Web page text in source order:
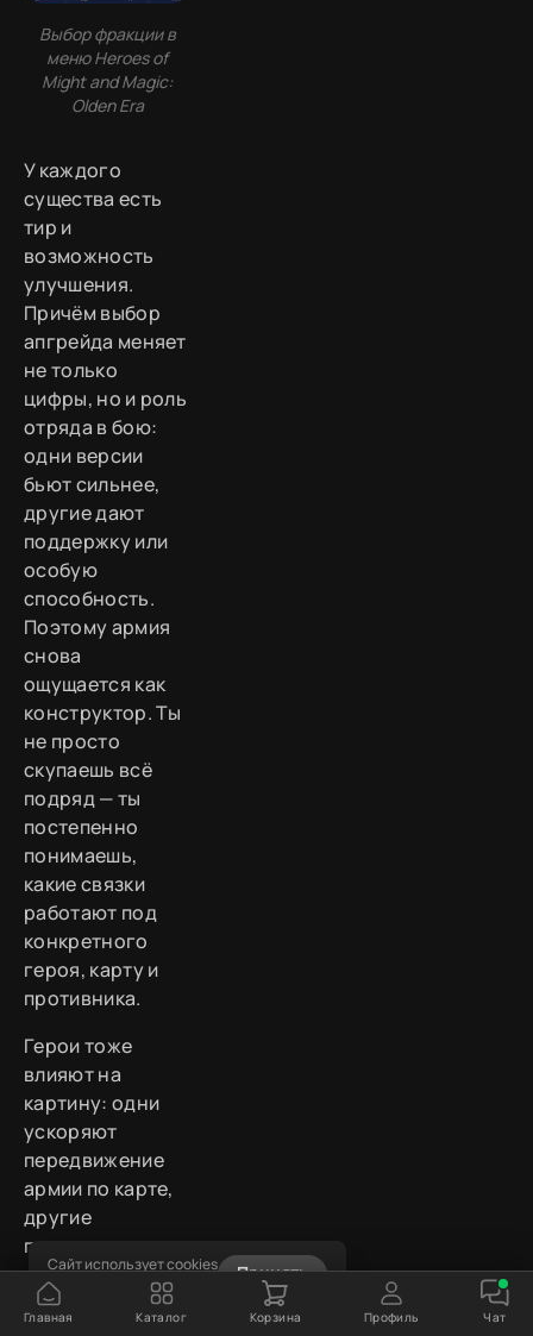
Выбор фракции в
меню Heroes of
Might and Magic:
Olden Era
У каждого
существа есть
тир и
возможность
улучшения.
Причём выбор
апгрейда меняет
не только
цифры, но и роль
отряда в бою:
одни версии
бьют сильнее,
другие дают
поддержку или
особую
способность.
Поэтому армия
снова
ощущается как
конструктор. Ты
не просто
скупаешь всё
подряд — ты
постепенно
понимаешь,
какие связки
работают под
конкретного
героя, карту и
противника.
Герои тоже
влияют на
картину: одни
ускоряют
передвижение
армии по карте,
другие
повышают
инициативу
отрядов в бою,
Главная Каталог Корзина Профиль Чат
Сайт использует cookies
Узнать подробнее
Принять